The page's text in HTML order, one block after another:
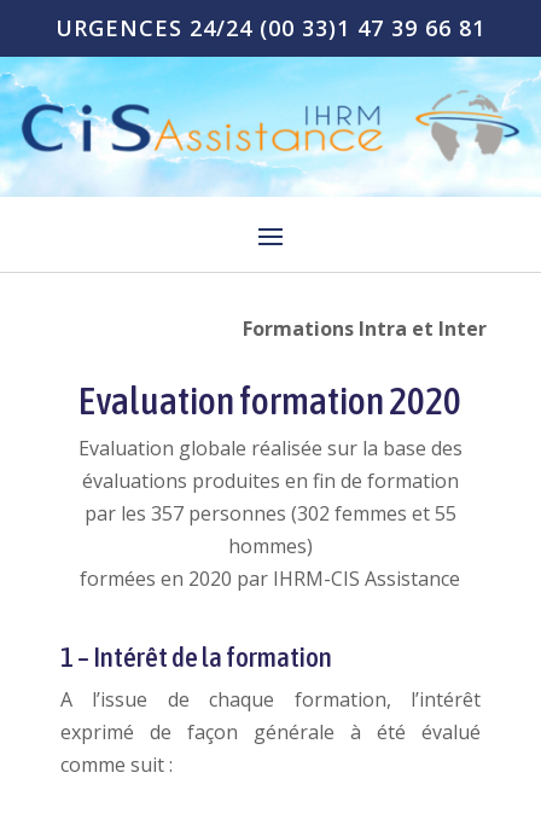
URGENCES 24/24 (00 33)1 47 39 66 81
Formations Intra et Inter
Evaluation formation 2020
Evaluation globale réalisée sur la base des
évaluations produites en fin de formation
par les 357 personnes (302 femmes et 55
hommes)
formées en 2020 par IHRM-CIS Assistance
1 – Intérêt de la formation
A l’issue de chaque formation, l’intérêt
exprimé de façon générale à été évalué
comme suit :